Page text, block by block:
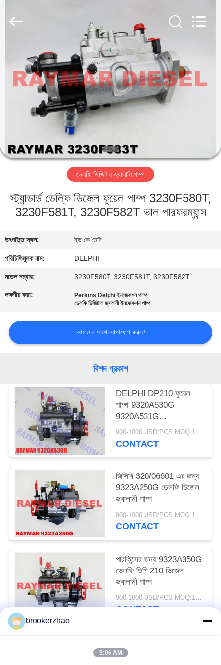
পণ্য
আমাদের
কারখানা
যোগাযোগ
করুন
জন্য
আবেদন
ম্যাপ
PRIVACY
POLICY
LTD.
ডেলফি ডিজিটাল জ্বালানি পাম্প
স্ট্যান্ডার্ড ডেল্ফি ডিজেল ফুয়েল পাম্প 3230F580T,
3230F581T, 3230F582T ভাল পারফরম্যান্স
উৎপত্তি স্থল: ইউ কে তৈরি
পরিচিতিমুলক নাম: DELPHI
মডেল নম্বার: 3230F580T, 3230F581T, 3230F582T
লক্ষণীয় করা: Perkins Delphi ইনজেকশন পাম্প,
ডেলফি ডিজিটাল জ্বালানী ইনজেকশন পাম্প
আমাদের সাথে যোগাযোগ করুন!
বিশদ প্রকাশ
DELPHI DP210 ফুয়েল
পাম্প 9320A530G
9320A531G
9320A532G
9320A533G
9320A536G PERKINS
264H এর জন্য
900-1000 USD/PCS MOQ:1 পিসি
CONTACT
জিসিবি 320/06601 এর জন্য
9323A250G ডেলফি ডিজেল
জ্বালানী পাম্প
900-1000 USD/PCS MOQ:1PCS
CONTACT
পারকিন্সের জন্য 9323A350G
ডেলফি ডিপি 210 ডিজেল
জ্বালানী পাম্প
900-1000 USD/PCS MOQ:1PCS
CONTACT
brookerzhao
9:06 AM